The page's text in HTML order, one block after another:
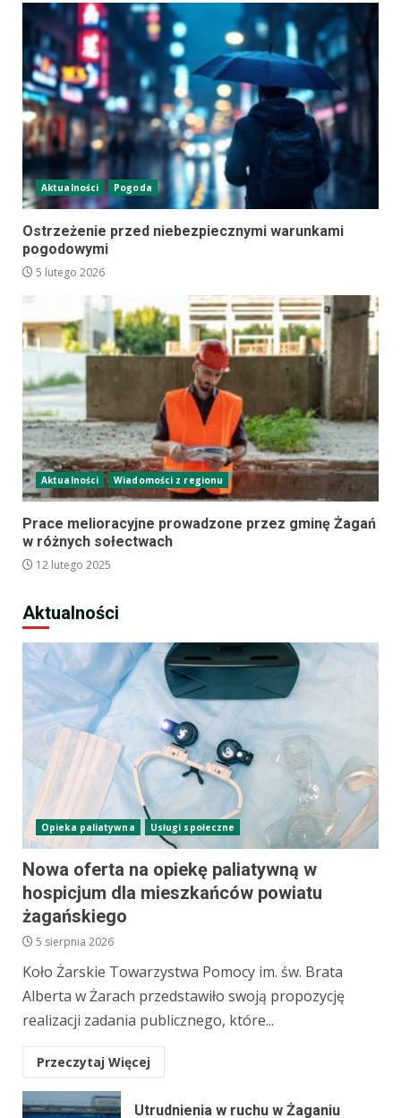
Aktualności Pogoda
Ostrzeżenie przed niebezpiecznymi warunkami
pogodowymi
5 lutego 2026
Aktualności Wiadomości z regionu
Prace melioracyjne prowadzone przez gminę Żagań
w różnych sołectwach
12 lutego 2025
Aktualności
Opieka paliatywna Usługi społeczne
Nowa oferta na opiekę paliatywną w
hospicjum dla mieszkańców powiatu
żagańskiego
5 sierpnia 2026
Koło Żarskie Towarzystwa Pomocy im. św. Brata
Alberta w Żarach przedstawiło swoją propozycję
realizacji zadania publicznego, które...
Przeczytaj Więcej
Utrudnienia w ruchu w Żaganiu